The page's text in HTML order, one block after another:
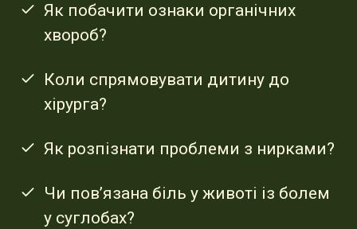
Як побачити ознаки органічних
хвороб?
Коли спрямовувати дитину до
хірурга?
Як розпізнати проблеми з нирками?
Чи пов’язана біль у животі із болем
у суглобах?